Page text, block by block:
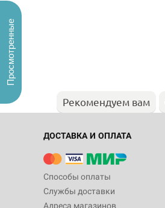
Рекомендуем вам
ДОСТАВКА И ОПЛАТА
Способы оплаты
Службы доставки
Адреса магазинов
Просмотренные